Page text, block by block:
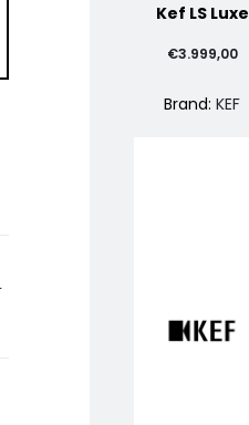
Kef LS Luxe
€3.999,00
Brand:KEF